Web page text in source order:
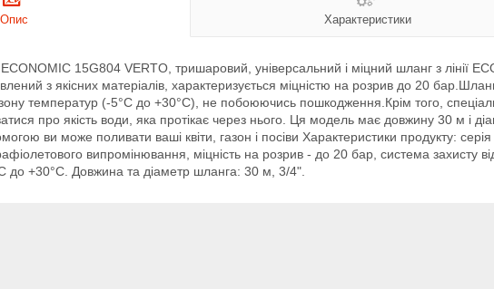
Опис Характеристики
15G804 VERTO, тришаровий, універсальний і міцний шланг з лінії
з якісних матеріалів, характеризується міцністю на розрив до 20
температур (-5°C до +30°C), не побоюючись пошкодження.Крім того,
про якість води, яка протікає через нього. Ця модель має довжину 30 м і
ви може поливати ваші квіти, газон і посіви Характеристики продукту:
випромінювання, міцність на розрив - до 20 бар, система
до +30°C. Довжина та діаметр шланга: 30 м, 3/4".